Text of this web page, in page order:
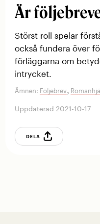
Är
Störst roll spelar
också fundera över
förläggarna om
intrycket.
Ämnen: Följebrev,
Uppdaterad 2021-10-17
DELA